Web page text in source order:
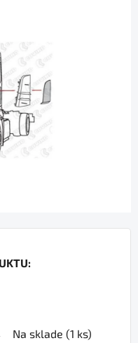
Na sklade (1 ks)